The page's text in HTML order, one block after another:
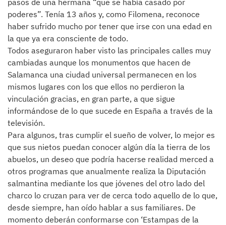
pasos de una hermana “que se había casado por
poderes”. Tenía 13 años y, como Filomena, reconoce
haber sufrido mucho por tener que irse con una edad en
la que ya era consciente de todo.
Todos aseguraron haber visto las principales calles muy
cambiadas aunque los monumentos que hacen de
Salamanca una ciudad universal permanecen en los
mismos lugares con los que ellos no perdieron la
vinculación gracias, en gran parte, a que sigue
informándose de lo que sucede en España a través de la
televisión.
Para algunos, tras cumplir el sueño de volver, lo mejor es
que sus nietos puedan conocer algún día la tierra de los
abuelos, un deseo que podría hacerse realidad merced a
otros programas que anualmente realiza la Diputación
salmantina mediante los que jóvenes del otro lado del
charco lo cruzan para ver de cerca todo aquello de lo que,
desde siempre, han oído hablar a sus familiares. De
momento deberán conformarse con ‘Estampas de la